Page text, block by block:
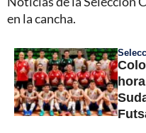
en la cancha.